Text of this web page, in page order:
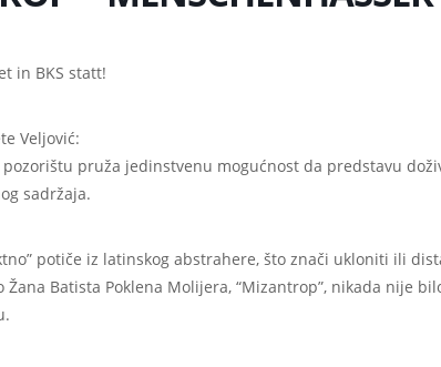
in BKS statt!
Veljović:
pozorištu pruža jedinstvenu mogućnost da predstavu
sadržaja.
potiče iz latinskog abstrahere, što znači ukloniti ili
Žana Batista Poklena Molijera, “Mizantrop”, nikada nije